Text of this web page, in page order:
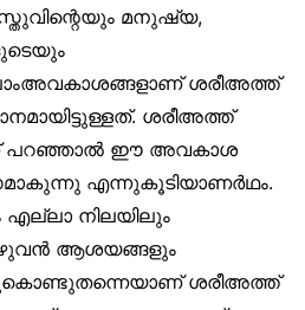
മനുഷ്യ,
ശരീഅത്ത്
ശരീഅത്ത്
പറഞ്ഞാൽ ഈ അവകാശ
എന്നുകൂടിയാണർഥം.
നിലയിലും
മുഴുവൻ ആശയങ്ങളും
ശരീഅത്ത്